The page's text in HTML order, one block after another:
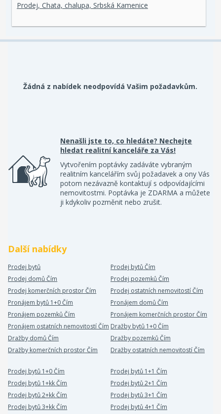
Prodej, Chata, chalupa, Srbská Kamenice
Žádná z nabídek neodpovídá Vašim požadavkům.
Nenašli jste to, co hledáte? Nechejte
hledat realitní kanceláře za Vás!
Vytvořením poptávky zadáváte vybraným
realitním kancelářím svůj požadavek a ony Vás
potom nezávazně kontaktují s odpovídajícími
nemovitostmi. Poptávka je ZDARMA a můžete
ji kdykoliv pozměnit nebo zrušit.
Další nabídky
Prodej bytů
Prodej bytů Čím
Prodej domů Čím
Prodej pozemků Čím
Prodej komerčních prostor Čím
Prodej ostatních nemovitostí Čím
Pronájem bytů 1+0 Čím
Pronájem domů Čím
Pronájem pozemků Čím
Pronájem komerčních prostor Čím
Pronájem ostatních nemovitostí Čím Dražby bytů 1+0 Čím
Dražby domů Čím
Dražby pozemků Čím
Dražby komerčních prostor Čím
Dražby ostatních nemovitostí Čím
Prodej bytů 1+0 Čím
Prodej bytů 1+1 Čím
Prodej bytů 1+kk Čím
Prodej bytů 2+1 Čím
Prodej bytů 2+kk Čím
Prodej bytů 3+1 Čím
Prodej bytů 3+kk Čím
Prodej bytů 4+1 Čím